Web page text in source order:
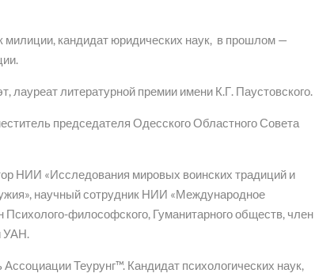
милиции, кандидат юридических наук, в прошлом —
лауреат литературной премии имени К.Г. Паустовского.
председателя Одесского Областного Совета
НИИ «Исследования мировых воинских традиций и
научный сотрудник НИИ «Международное
философского, Гуманитарного обществ, член
УАН.
Ассоциации Теурунг™. Кандидат психологических наук,